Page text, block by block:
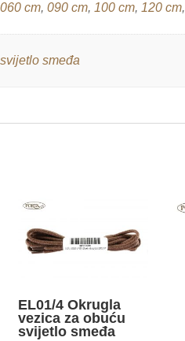
060 cm, 090 cm, 100 cm, 120 cm,
svijetlo smeđa
EL01/4 Okrugla
vezica za obuću
svijetlo smeđa